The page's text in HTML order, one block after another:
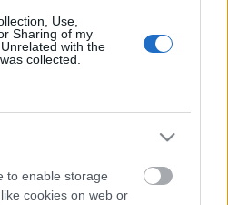
Use,
Sharing of my
with the
collected.
to enable storage
cookies on web or
e anche una felpa. Fa
la pioggerellina inglese. Scarpe
suola in gomma. Il terreno e le